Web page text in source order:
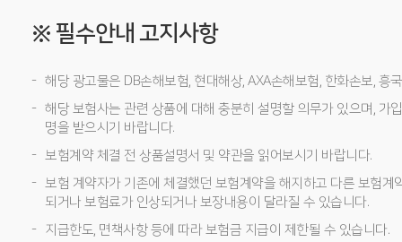
※ 필수안내 고지사항
해당 광고물은 DB손해보험, 현대해상, AXA손해보험, 한화손보, 흥
해당 보험사는 관련 상품에 대해 충분히 설명할 의무가 있으며, 가
명을 받으시기 바랍니다.
보험계약 체결 전 상품설명서 및 약관을 읽어보시기 바랍니다.
보험 계약자가 기존에 체결했던 보험계약을 해지하고 다른 보험계
되거나 보험료가 인상되거나 보장내용이 달라질 수 있습니다.
지급한도, 면책사항 등에 따라 보험금 지급이 제한될 수 있습니다.